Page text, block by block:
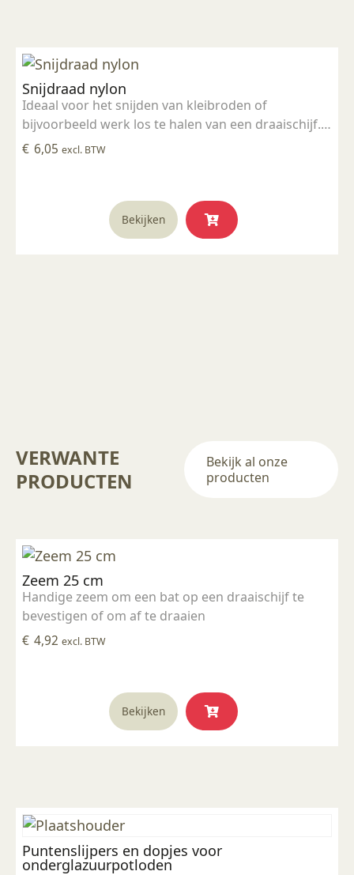
Snijdraad nylon
Ideaal voor het snijden van kleibroden of
bijvoorbeeld werk los te halen van een draaischijf.
Gemaakt van hoogwaardig nylon.
€ 6,05 excl. BTW
Bekijken
VERWANTE
PRODUCTEN
Bekijk al onze
producten
Zeem 25 cm
Handige zeem om een bat op een draaischijf te
bevestigen of om af te draaien
€ 4,92 excl. BTW
Bekijken
Puntenslijpers en dopjes voor
onderglazuurpotloden